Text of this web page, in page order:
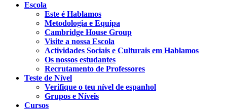
Escola
Este é Hablamos
Metodologia e Equipa
Cambridge House Group
Visite a nossa Escola
Actividades Sociais e Culturais em Hablamos
Os nossos estudantes
Recrutamento de Professores
Teste de Nível
Verifique o teu nível de espanhol
Grupos e Níveis
Cursos